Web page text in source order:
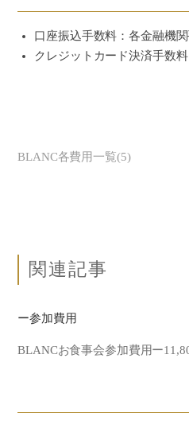
口座振込手数料：各金融機
クレジットカード決済手数料
BLANC各費用一覧(5)
関連記事
ー参加費用
BLANCお食事会参加費用ー